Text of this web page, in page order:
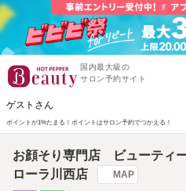
国内最大級の
サロン予約サイト
ゲストさん
ポイントが1%たまる！ ポイントはサロン予約でつかえる！
お顔そり専門店 ビューティ
ローラ川西店
MAP